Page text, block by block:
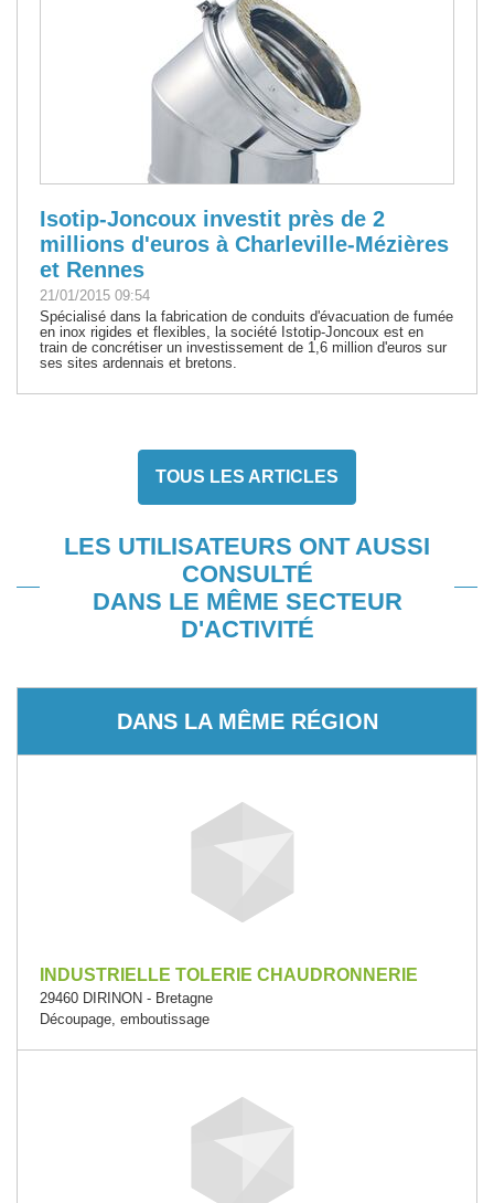
Isotip-Joncoux investit près de 2
millions d'euros à Charleville-Mézières
et Rennes
21/01/2015 09:54
Spécialisé dans la fabrication de conduits d'évacuation de fumée
en inox rigides et flexibles, la société Istotip-Joncoux est en
train de concrétiser un investissement de 1,6 million d'euros sur
ses sites ardennais et bretons.
TOUS LES ARTICLES
LES UTILISATEURS ONT AUSSI
CONSULTÉ
DANS LE MÊME SECTEUR
D'ACTIVITÉ
DANS LA MÊME RÉGION
INDUSTRIELLE TOLERIE CHAUDRONNERIE
29460 DIRINON - Bretagne
Découpage, emboutissage